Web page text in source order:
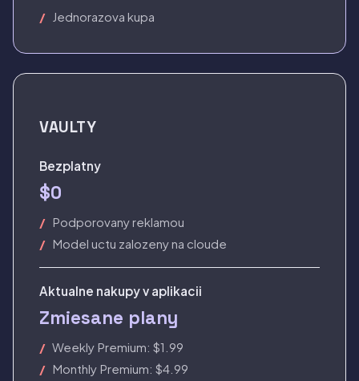
Jednorazova kupa
VAULTY
Bezplatny
$0
Podporovany reklamou
Model uctu zalozeny na cloude
Aktualne nakupy v aplikacii
Zmiesane plany
Weekly Premium: $1.99
Monthly Premium: $4.99